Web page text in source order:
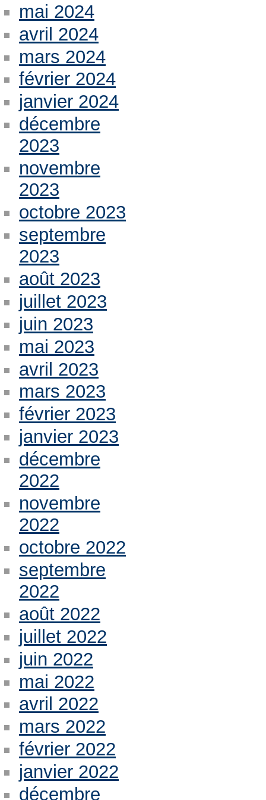
mai 2024
avril 2024
mars 2024
février 2024
janvier 2024
décembre
2023
novembre
2023
octobre 2023
septembre
2023
août 2023
juillet 2023
juin 2023
mai 2023
avril 2023
mars 2023
février 2023
janvier 2023
décembre
2022
novembre
2022
octobre 2022
septembre
2022
août 2022
juillet 2022
juin 2022
mai 2022
avril 2022
mars 2022
février 2022
janvier 2022
décembre